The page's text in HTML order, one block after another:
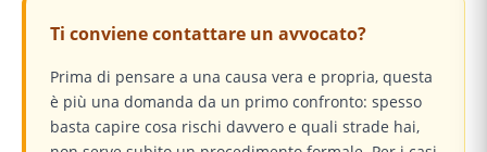
Ti conviene contattare un avvocato?
Prima di pensare a una causa vera e propria, questa
è più una domanda da un primo confronto: spesso
basta capire cosa rischi davvero e quali strade hai,